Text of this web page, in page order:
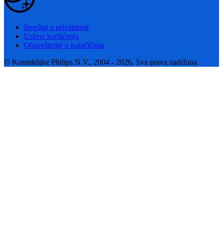
Izveštaj o privatnosti
Uslovi korišćenja
Obaveštenje o kolačičima
© Koninklijke Philips N.V., 2004 - 2026. Sva prava zadržana.